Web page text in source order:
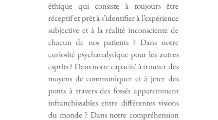
éthique qui consiste à toujours être
réceptif et prêt à s’identifier à l’expérience
subjective et à la réalité inconsciente de
chacun de nos patients ? Dans notre
curiosité psychanalytique pour les autres
esprits ? Dans notre capacité à trouver des
moyens de communiquer et à jeter des
ponts à travers des fossés apparemment
infranchissables entre différentes visions
du monde ? Dans notre compréhension